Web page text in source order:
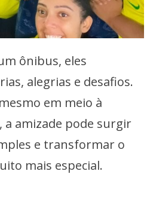
ônibus, eles
alegrias e desafios.
em meio à
a amizade pode surgir
e transformar o
mais especial.